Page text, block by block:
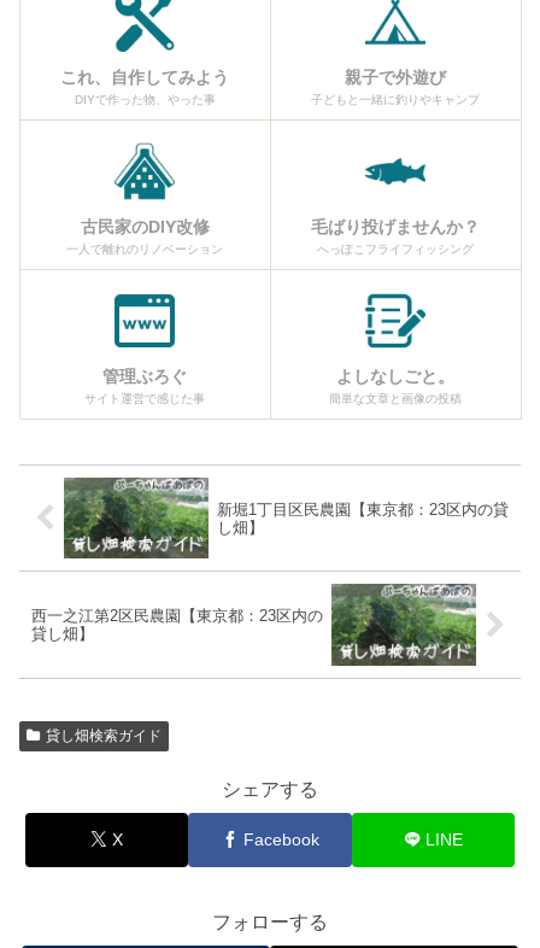
これ、自作してみよう
DIYで作った物、やった事
親子で外遊び
子どもと一緒に釣りやキャンプ
古民家のDIY改修
一人で離れのリノベーション
毛ばり投げませんか？
へっぽこフライフィッシング
管理ぶろぐ
サイト運営で感じた事
よしなしごと。
簡単な文章と画像の投稿
新堀1丁目区民農園【東京都：23区内の貸
し畑】
西一之江第2区民農園【東京都：23区内の
貸し畑】
貸し畑検索ガイド
シェアする
X Facebook LINE
フォローする